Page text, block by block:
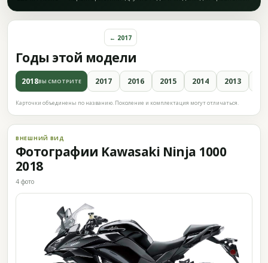
Годы этой модели
← 2017
2018ВЫ СМОТРИТЕ 2017 2016 2015 2014 2013
Карточки объединены по названию. Поколение и комплектация могут отличаться.
ВНЕШНИЙ ВИД
Фотографии Kawasaki Ninja 1000
2018
4 фото